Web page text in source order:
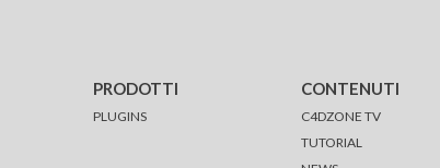
PRODOTTI
PLUGINS
CONTENUTI
C4DZONE TV
TUTORIAL